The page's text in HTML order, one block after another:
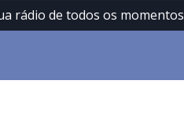
rádio de todos os momentos